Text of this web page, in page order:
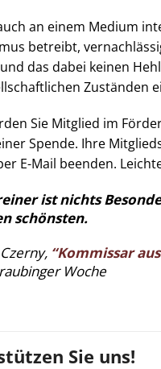
an einem Medium
betreibt,
das dabei keinen
Zuständen
Sie Mitglied im
Spende. Ihre
E-Mail beenden.
ist nichts
schönsten.
“Kommissar
Woche
Sie uns!